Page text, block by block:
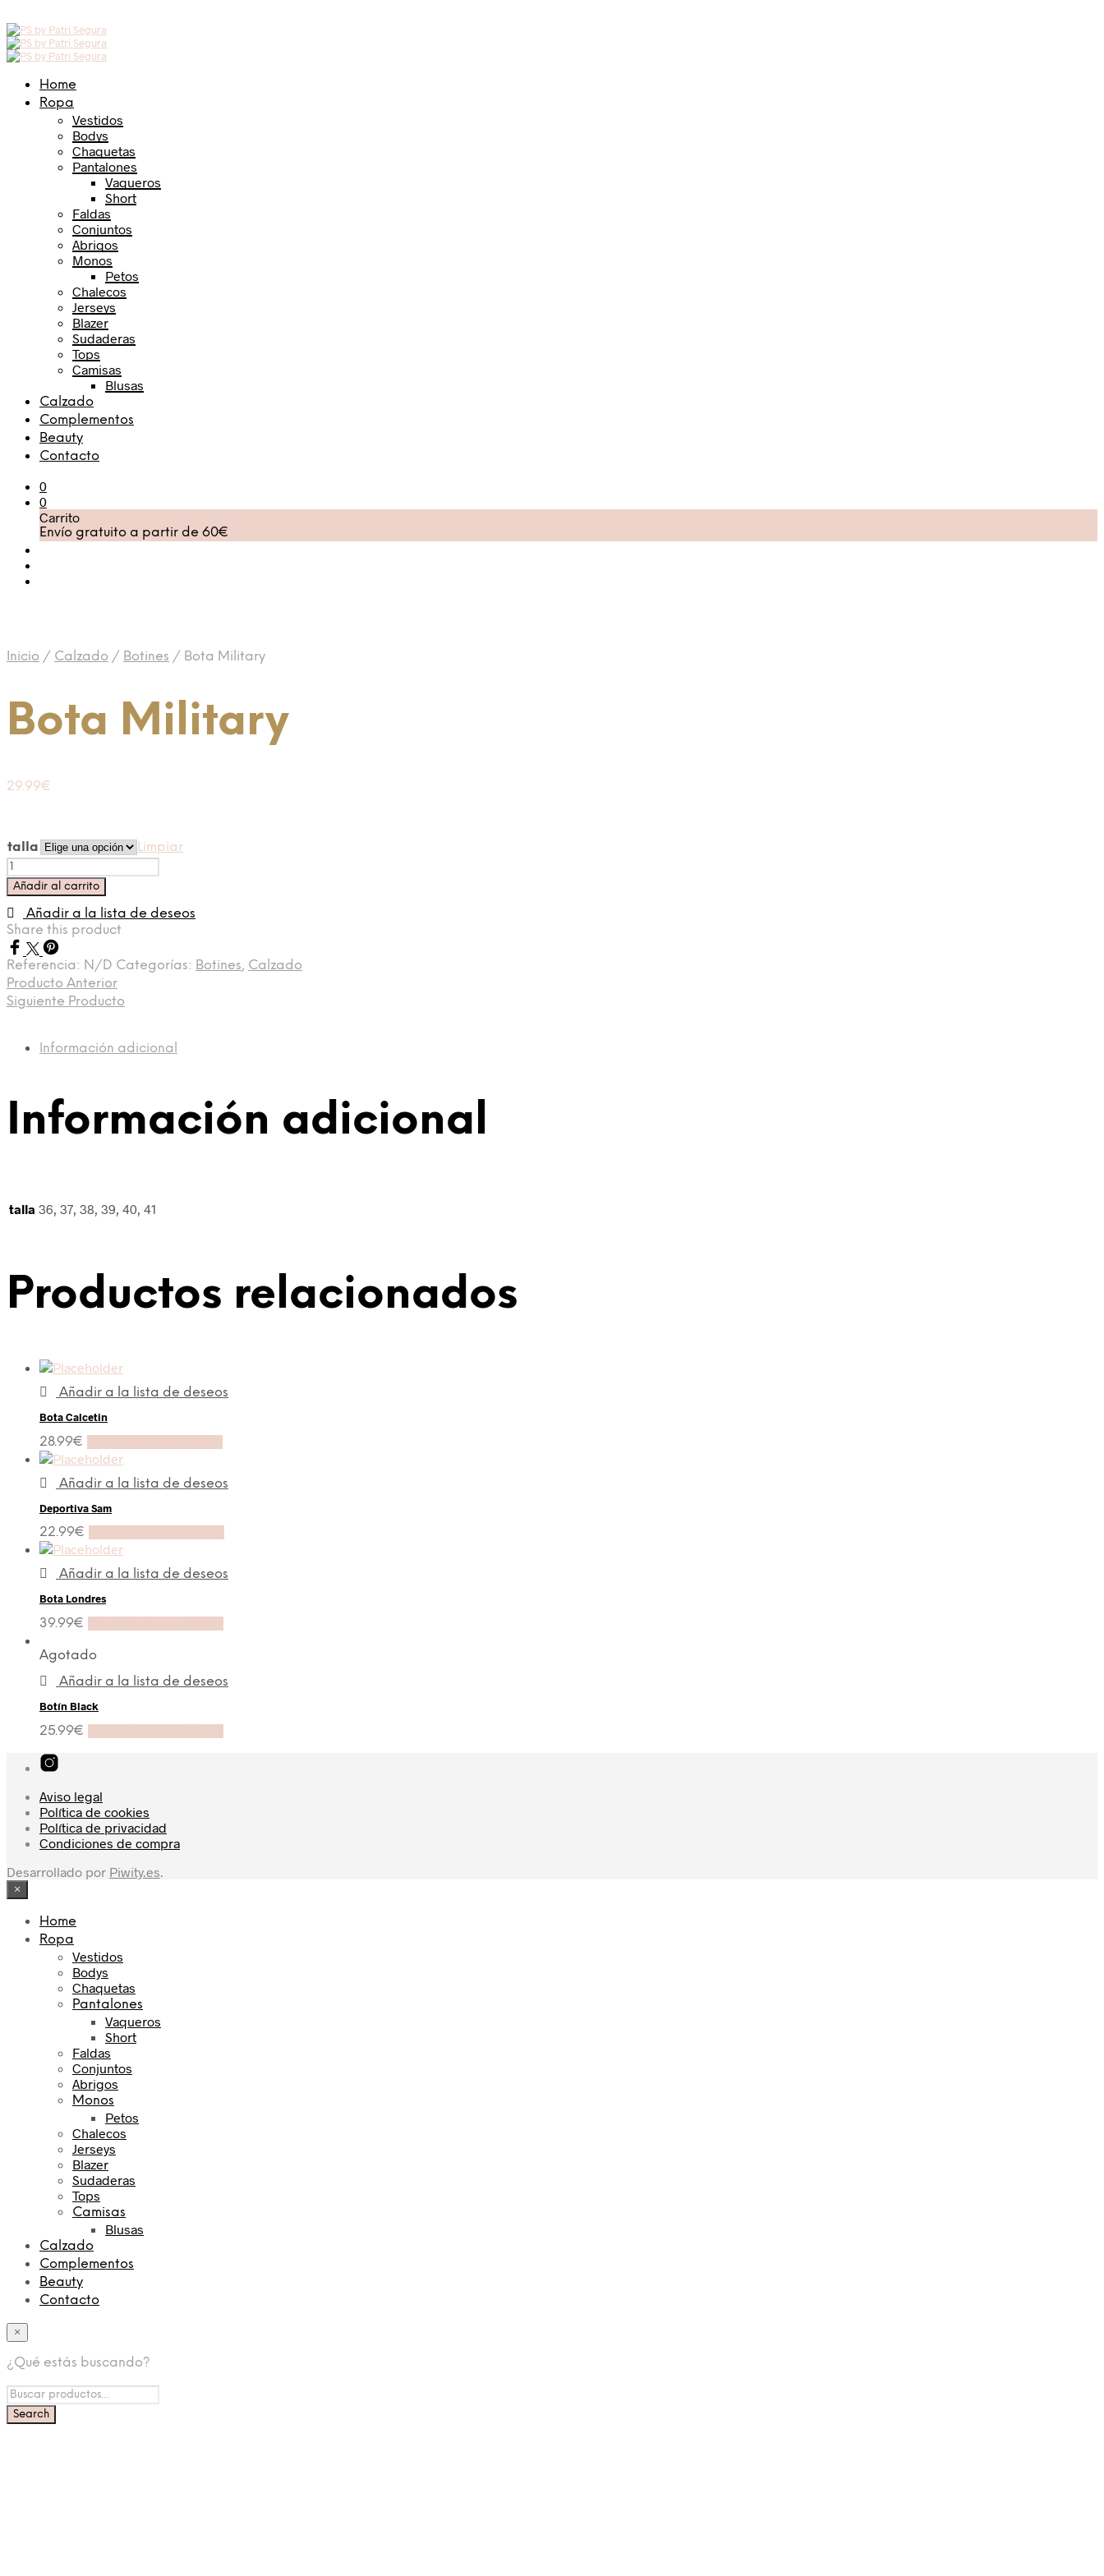
Home
Ropa
Vestidos
Bodys
Chaquetas
Pantalones
Vaqueros
Short
Faldas
Conjuntos
Abrigos
Monos
Petos
Chalecos
Jerseys
Blazer
Sudaderas
Tops
Camisas
Blusas
Calzado
Complementos
Beauty
Contacto
0
0
Carrito
Envío gratuito a partir de 60€
Inicio / Calzado / Botines / Bota Military
Bota Military
29.99€
talla
Limpiar
Bota
Military
cantidad
Añadir al carrito
Añadir a la lista de deseos
Share this product
Referencia: N/D Categorías: Botines, Calzado
Producto Anterior
Siguiente Producto
Información adicional
Información adicional
talla 36, 37, 38, 39, 40, 41
Productos relacionados
Añadir a la lista de deseos
Bota Calcetin
28.99€
Añadir a la lista de deseos
Deportiva Sam
22.99€
Añadir a la lista de deseos
Bota Londres
39.99€
Agotado
Añadir a la lista de deseos
Botín Black
25.99€
Aviso legal
Política de cookies
Política de privacidad
Condiciones de compra
Desarrollado por Piwity.es
×
Home
Ropa
Vestidos
Bodys
Chaquetas
Pantalones
Vaqueros
Short
Faldas
Conjuntos
Abrigos
Monos
Petos
Chalecos
Jerseys
Blazer
Sudaderas
Tops
Camisas
Blusas
Calzado
Complementos
Beauty
Contacto
×
¿Qué estás buscando?